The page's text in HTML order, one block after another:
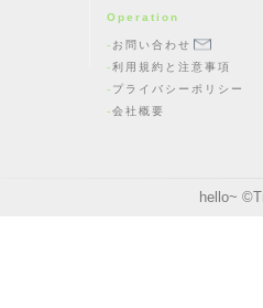
Operation
お問い合わせ
利用規約と注意事項
プライバシーポリシー
会社概要
hello~ ©